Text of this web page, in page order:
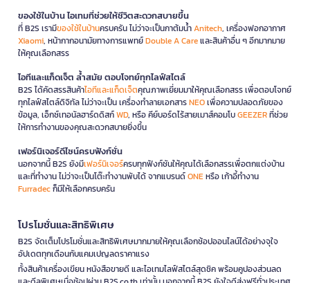
ของใช้ในบ้าน ไอเทมที่ช่วยให้ชีวิตสะดวกสบายขึ้น
ที่ B2S เรามีของใช้ในบ้านครบครัน ไม่ว่าจะเป็นกาต้มน้ำAnitech, เครื่องฟอกอากาศ
Xiaomi, หน้ากากอนามัยทางการแพทย์Double A Careและสินค้าอื่น ๆ อีกมากมาย
ให้คุณเลือกสรร
ไอทีและแก็ดเจ็ต ล้ำสมัย ตอบโจทย์ทุกไลฟ์สไตล์
B2S ได้คัดสรรสินค้าไอทีและแก็ดเจ็ตคุณภาพเยี่ยมมาให้คุณเลือกสรร เพื่อตอบโจทย์
ทุกไลฟ์สไตล์ดิจิทัล ไม่ว่าจะเป็น เครื่องทำลายเอกสารNEOเพื่อความปลอดภัยของ
ข้อมูล, เอ็กซ์เทอนัลฮาร์ดดิสก์WD, หรือ คีย์บอร์ดไร้สายเมาส์คอมโบGEEZERที่ช่วย
ให้การทำงานของคุณสะดวกสบายยิ่งขึ้น
เฟอร์นิเจอร์ดีไซน์ครบฟังก์ชั่น
นอกจากนี้ B2S ยังมีเฟอร์นิเจอร์ครบทุกฟังก์ชันให้คุณได้เลือกสรรเพื่อตกแต่งบ้าน
และที่ทำงาน ไม่ว่าจะเป็นโต๊ะทำงานพับได้ จากแบรนด์ONEหรือ เก้าอี้ทำงาน
Furradecก็มีให้เลือกครบครัน
โปรโมชั่นและสิทธิพิเศษ
B2S จัดเต็มโปรโมชั่นและสิทธิพิเศษมากมายให้คุณเลือกช้อปออนไลน์ได้อย่างจุใจ
อัปเดตทุกเดือนกับแคมเปญลดราคาแรง
ทั้งสินค้าเครื่องเขียน หนังสือขายดี และไอเทมไลฟ์สไตล์สุดชิค พร้อมคูปองส่วนลด